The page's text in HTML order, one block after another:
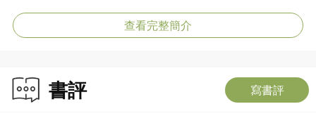
的關鍵，在於大腦失去了「關機與切換」的能力。他結合東方禪宗的千年智慧與
西方精神醫學的科學實證，歸納出一套「極簡身心重置儀式」──無須特定場域，
◎與其在原地硬撐，
查看完整簡介
書評 寫書評